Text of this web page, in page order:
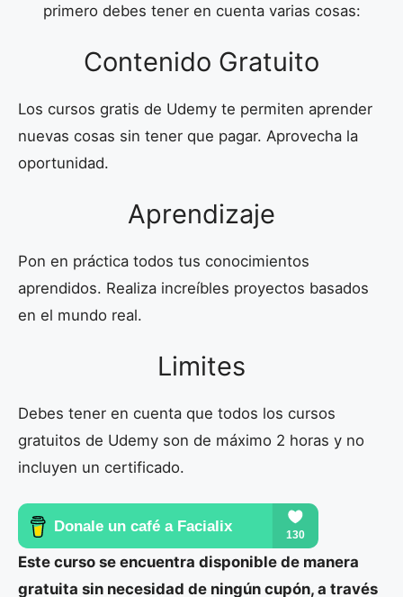
primero debes tener en cuenta varias cosas:
Contenido Gratuito
Los cursos gratis de Udemy te permiten aprender
nuevas cosas sin tener que pagar. Aprovecha la
oportunidad.
Aprendizaje
Pon en práctica todos tus conocimientos
aprendidos. Realiza increíbles proyectos basados
en el mundo real.
Limites
Debes tener en cuenta que todos los cursos
gratuitos de Udemy son de máximo 2 horas y no
incluyen un certificado.
Este curso se encuentra disponible de manera
gratuita sin necesidad de ningún cupón, a través